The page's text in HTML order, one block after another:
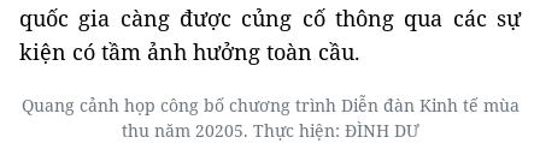
quốc gia càng được củng cố thông qua các sự
kiện có tầm ảnh hưởng toàn cầu.
Quang cảnh họp công bố chương trình Diễn đàn Kinh tế mùa
thu năm 20205. Thực hiện: ĐÌNH DƯ